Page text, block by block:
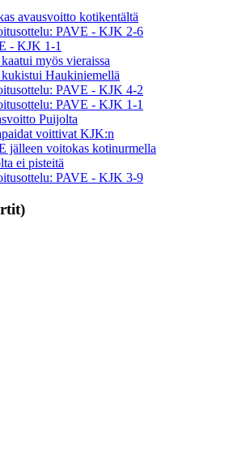
avausvoitto kotikentältä
PAVE - KJK 2-6
- KJK 1-1
myös vieraissa
Haukiniemellä
PAVE - KJK 4-2
PAVE - KJK 1-1
Puijolta
voittivat KJK:n
jälleen voitokas kotinurmella
ei pisteitä
PAVE - KJK 3-9